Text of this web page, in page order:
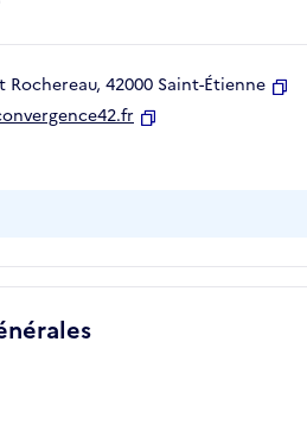
Rochereau, 42000 Saint-Étienne